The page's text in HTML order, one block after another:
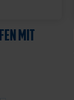
MIT